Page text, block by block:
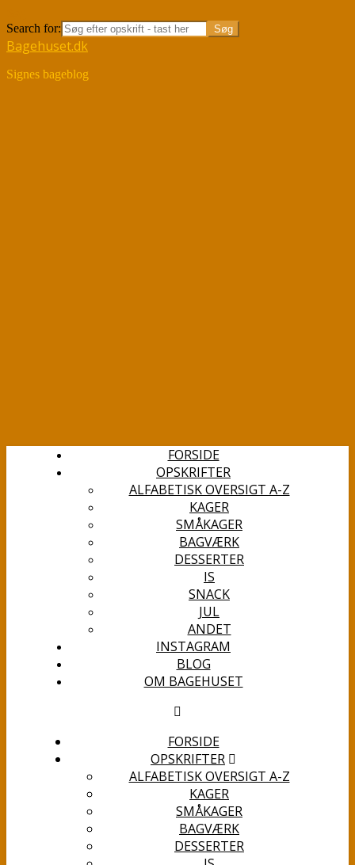
Search for:
Bagehuset.dk
Signes bageblog
FORSIDE
OPSKRIFTER
ALFABETISK OVERSIGT A-Z
KAGER
SMÅKAGER
BAGVÆRK
DESSERTER
IS
SNACK
JUL
ANDET
INSTAGRAM
BLOG
OM BAGEHUSET
FORSIDE
OPSKRIFTER
ALFABETISK OVERSIGT A-Z
KAGER
SMÅKAGER
BAGVÆRK
DESSERTER